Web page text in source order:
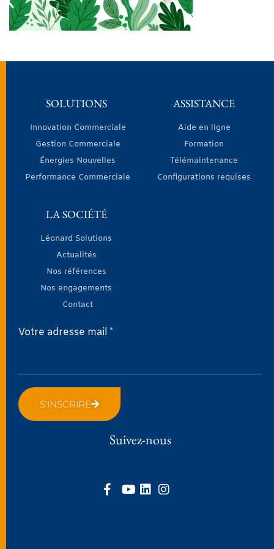
SOLUTIONS
Innovation Commerciale
Gestion Commerciale
Énergies Nouvelles
Performance Commerciale
ASSISTANCE
Aide en ligne
Formation
Télémaintenance
Configurations requises
LA SOCIÉTÉ
Léonard Solutions
Actualités
Nos références
Nos engagements
Contact
Votre adresse mail *
S'INSCRIRE
Suivez-nous